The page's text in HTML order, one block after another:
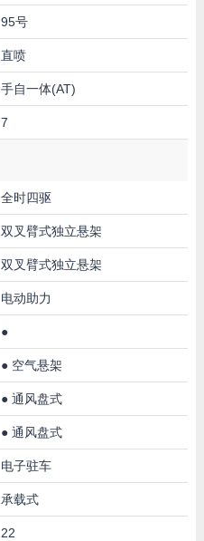
95号
直喷
手自一体(AT)
7
全时四驱
双叉臂式独立悬架
双叉臂式独立悬架
电动助力
●
● 空气悬架
● 通风盘式
● 通风盘式
电子驻车
承载式
22